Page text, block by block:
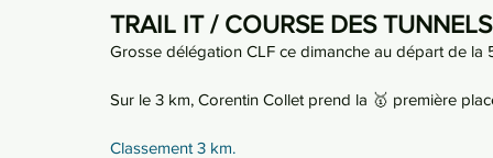
TRAIL IT / COURSE DES TUNNELS
Grosse délégation CLF ce dimanche au départ de la
Sur le 3 km, Corentin Collet prend la 🥇 première
Classement 3 km.